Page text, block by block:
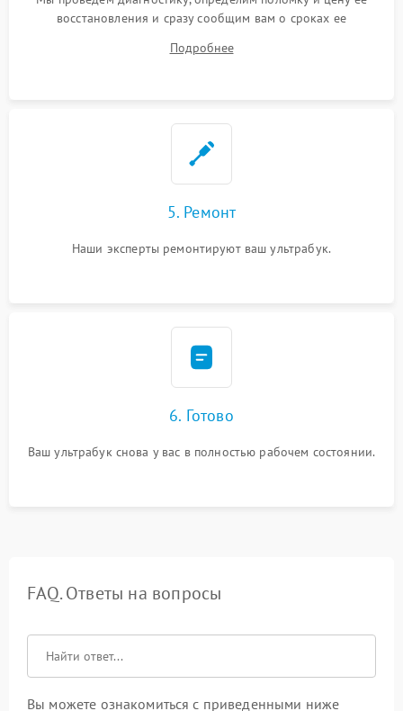
восстановления и сразу сообщим вам о сроках ее
Подробнее
5. Ремонт
Наши эксперты ремонтируют ваш ультрабук.
6. Готово
Ваш ультрабук снова у вас в полностью рабочем состоянии.
FAQ. Ответы на вопросы
Вы можете ознакомиться с приведенными ниже